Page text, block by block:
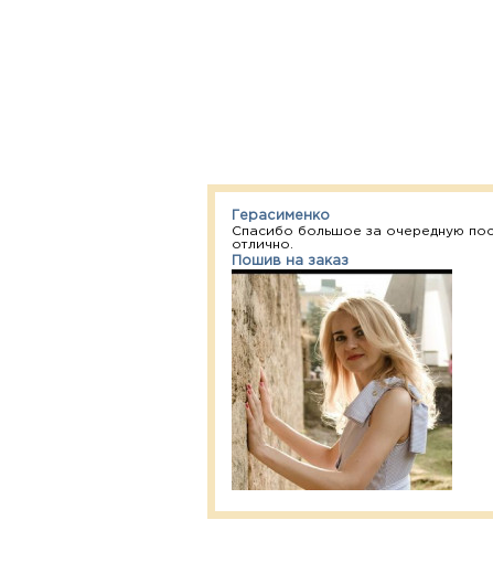
Герасименко
Спасибо большое за очередную
отлично.
Пошив на заказ